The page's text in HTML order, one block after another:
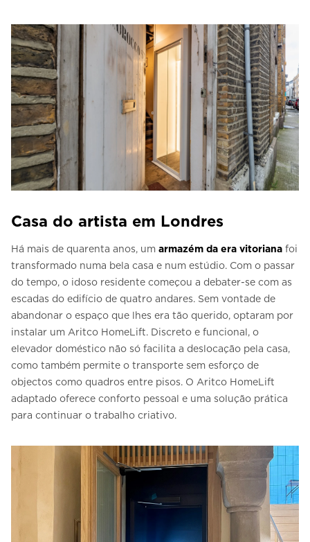
Casa do artista em Londres
Há mais de quarenta anos, um armazém da era vitoriana foi
transformado numa bela casa e num estúdio. Com o passar
do tempo, o idoso residente começou a debater-se com as
escadas do edifício de quatro andares. Sem vontade de
abandonar o espaço que lhes era tão querido, optaram por
instalar um Aritco HomeLift. Discreto e funcional, o
elevador doméstico não só facilita a deslocação pela casa,
como também permite o transporte sem esforço de
objectos como quadros entre pisos. O Aritco HomeLift
adaptado oferece conforto pessoal e uma solução prática
para continuar o trabalho criativo.